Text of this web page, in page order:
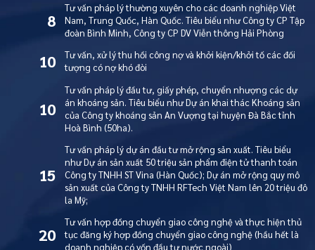
8
Tư vấn pháp lý thường xuyên cho các doanh nghiệp Việt
Nam, Trung Quốc, Hàn Quốc. Tiêu biểu như Công ty CP Tập
đoàn Bình Minh, Công ty CP DV Viễn thông Hải Phòng
10
Tư vấn, xử lý thu hồi công nợ và khởi kiện/khởi tố các đối
tượng có nợ khó đòi
10
Tư vấn pháp lý đầu tư, giấy phép, chuyển nhượng các dự
án khoáng sản. Tiêu biểu như Dự án khai thác Khoáng sản
của Công ty khoáng sản An Vượng tại huyện Đà Bắc tỉnh
Hoà Bình (50ha).
15
Tư vấn pháp lý dự án đầu tư mở rộng sản xuất. Tiêu biểu
như Dự án sản xuất 50 triệu sản phẩm điện tử thanh toán
Công ty TNHH ST Vina (Hàn Quốc); Dự án mở rộng quy mô
sản xuất của Công ty TNHH RFTech Việt Nam lên 20 triệu đô
la Mỹ;
20
Tư vấn hợp đồng chuyển giao công nghệ và thực hiện thủ
tục đăng ký hợp đồng chuyển giao công nghệ (hầu hết là
doanh nghiệp có vốn đầu tư nước ngoài)